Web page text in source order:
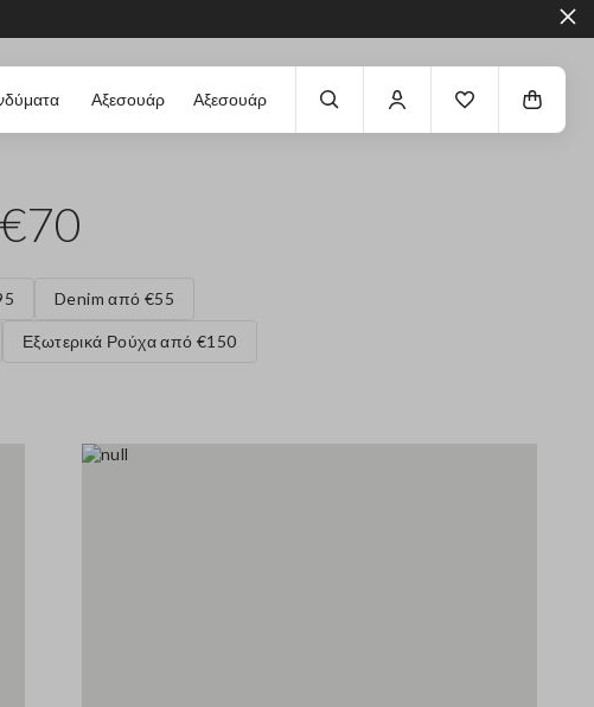
Αξεσουάρ Αξεσουάρ
Denim από €55
Εξωτερικά Ρούχα από €150